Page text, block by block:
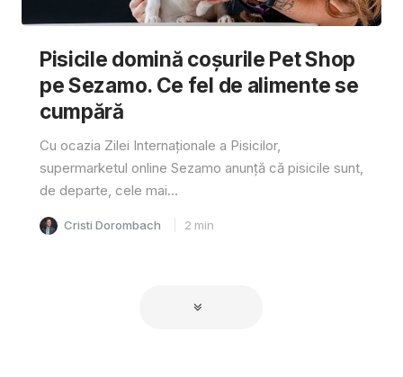
Pisicile domină coșurile Pet Shop
pe Sezamo. Ce fel de alimente se
cumpără
Cu ocazia Zilei Internaționale a Pisicilor,
supermarketul online Sezamo anunță că pisicile sunt,
de departe, cele mai...
Cristi Dorombach 2 min